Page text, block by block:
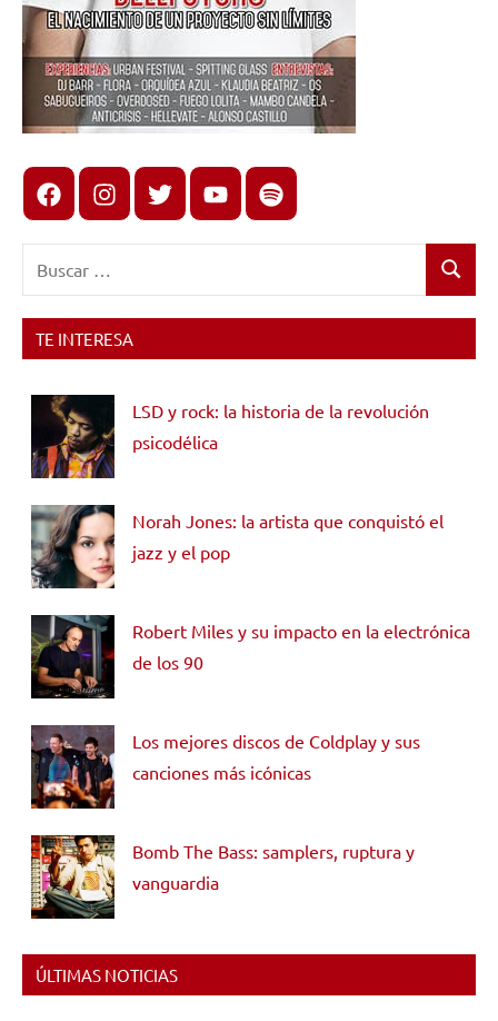
FacebookInstagram
X youtubespotify
Buscar
TE INTERESA
LSD y rock: la historia de la revolución
psicodélica
Norah Jones: la artista que conquistó el
jazz y el pop
Robert Miles y su impacto en la electrónica
de los 90
Los mejores discos de Coldplay y sus
canciones más icónicas
Bomb The Bass: samplers, ruptura y
vanguardia
ÚLTIMAS NOTICIAS